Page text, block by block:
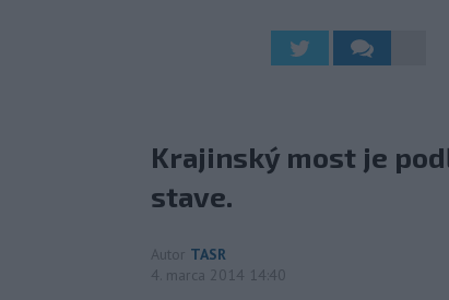
Krajinský most je
stave.
Autor TASR
4. marca 2014 14:40